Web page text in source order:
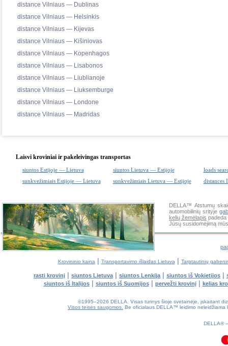
distance Vilniaus — Dublinas
distance Vilniaus — Helsinkis
distance Vilniaus — Kijevas
distance Vilniaus — Kišiniovas
distance Vilniaus — Kopenhagos
distance Vilniaus — Lisabonos
distance Vilniaus — Liublianoje
distance Vilniaus — Liuksemburge
distance Vilniaus — Londone
distance Vilniaus — Madridas
Laisvi kroviniai ir pakeleivingas transportas
siuntos Estijoje — Lietuva siuntos Lietuva — Estijoje
loads
sunkvežimiais Estijoje — Lietuva
sunkvežimiais Lietuva — Estijoje distances
DELLA™ Atstumų
automobilinių srityje
kelių žemėlapis
Jūsų susidomėjimą
Krovininio kaina | Transportavimo išlaidas Lietuva | Tarptautinių
rasti krovinį | siuntos Lietuva | siuntos Lenkija | siuntos iš Vokietijos |
siuntos iš Italijos| siuntos iš Suomijos| pervežti krovinį| kelias
©1995–2026 DELLA. Visas turinys šioje svetainėje, įskaitant
Visos teisės saugomos. Be oficialaus DELLA™ leidimo neleidžiama
DELLA®